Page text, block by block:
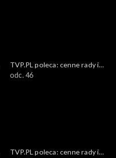
TVP.PL poleca: cenne rady i
ciekawostki
odc. 46
TVP.PL poleca: cenne rady i